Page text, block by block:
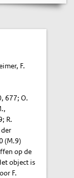
F.
677; O.
R.
(M.9)
op de
object is
F.